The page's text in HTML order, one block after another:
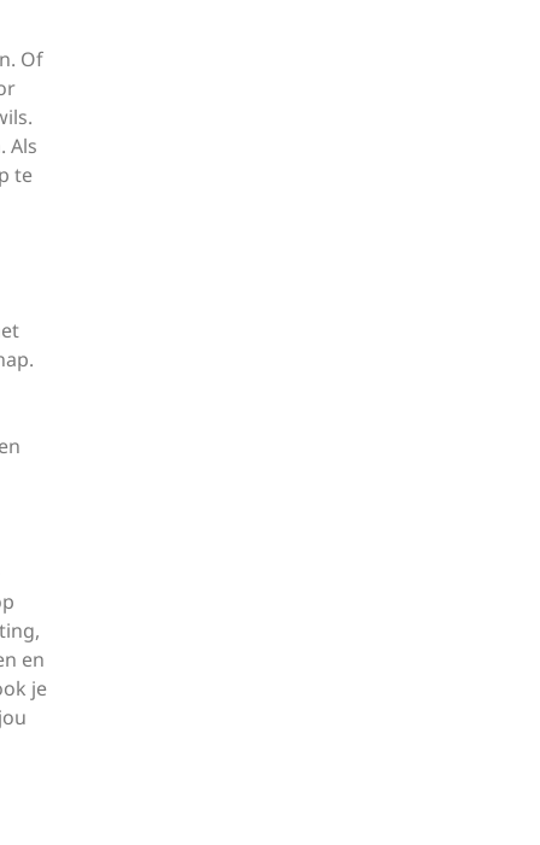
Of
Als
te
en
je